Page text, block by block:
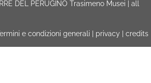
DEL PERUGINO Trasimeno Musei | all
e condizioni generali privacy credits